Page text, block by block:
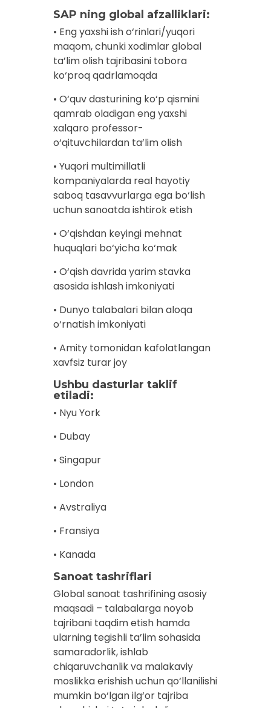
SAP ning global afzalliklari:
• Eng yaxshi ish o‘rinlari/yuqori
maqom, chunki xodimlar global
ta’lim olish tajribasini tobora
ko‘proq qadrlamoqda
• O‘quv dasturining ko‘p qismini
qamrab oladigan eng yaxshi
xalqaro professor-
o‘qituvchilardan ta’lim olish
• Yuqori multimillatli
kompaniyalarda real hayotiy
saboq tasavvurlarga ega bo‘lish
uchun sanoatda ishtirok etish
• O‘qishdan keyingi mehnat
huquqlari bo‘yicha ko‘mak
• O‘qish davrida yarim stavka
asosida ishlash imkoniyati
• Dunyo talabalari bilan aloqa
o‘rnatish imkoniyati
• Amity tomonidan kafolatlangan
xavfsiz turar joy
Ushbu dasturlar taklif
etiladi:
• Nyu York
• Dubay
• Singapur
• London
• Avstraliya
• Fransiya
• Kanada
Sanoat tashriflari
Global sanoat tashrifining asosiy
maqsadi – talabalarga noyob
tajribani taqdim etish hamda
ularning tegishli ta’lim sohasida
samaradorlik, ishlab
chiqaruvchanlik va malakaviy
moslikka erishish uchun qo‘llanilishi
mumkin bo‘lgan ilg‘or tajriba